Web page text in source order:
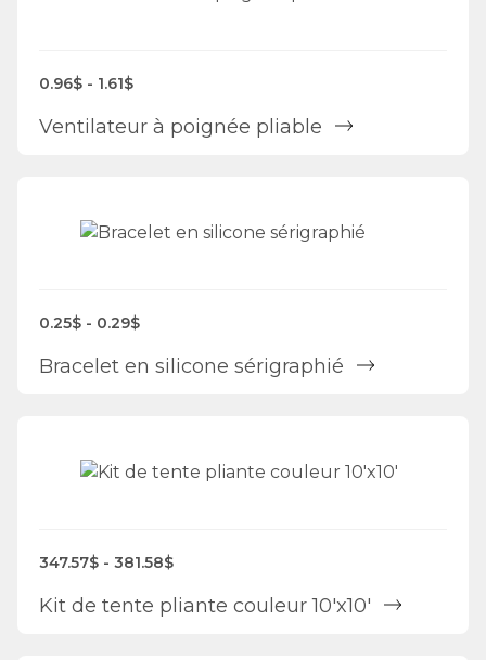
0.96$ - 1.61$
Ventilateur à poignée pliable
0.25$ - 0.29$
Bracelet en silicone sérigraphié
347.57$ - 381.58$
Kit de tente pliante couleur 10'x10'